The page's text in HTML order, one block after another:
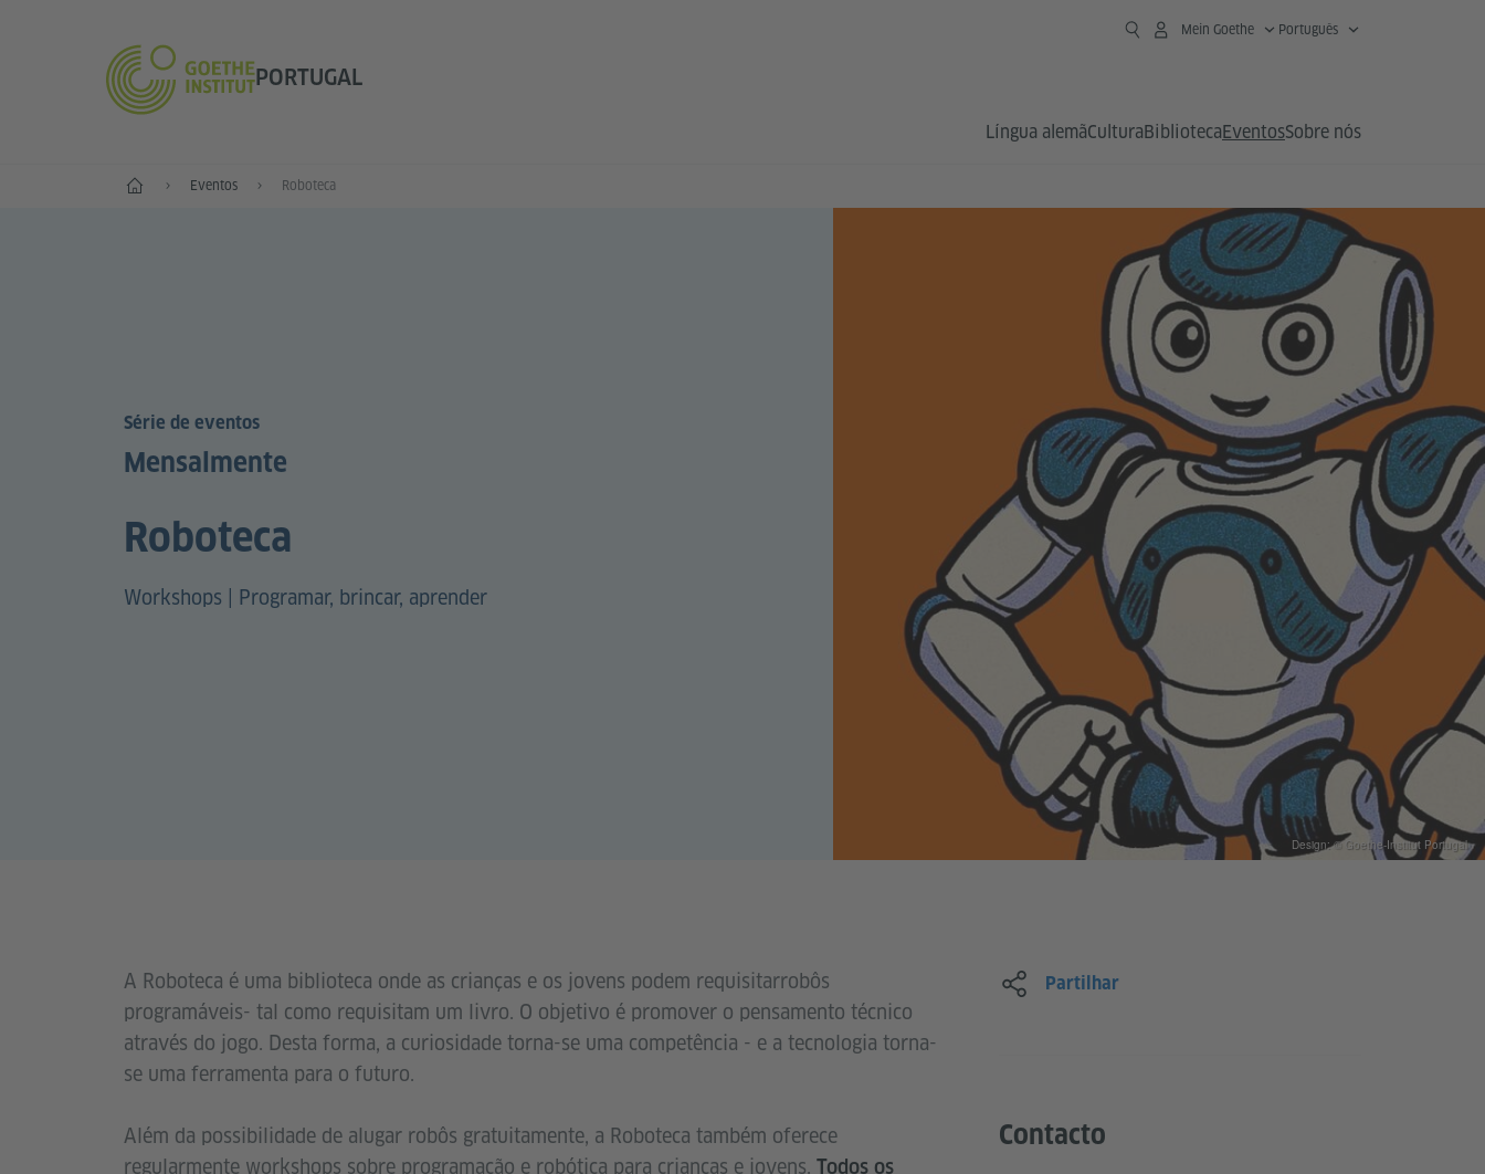
PORTUGAL
Mein Goethe Português
Língua alemãCulturaBibliotecaEventosSobre nós
Início Eventos Roboteca
Série de eventos
Mensalmente
Roboteca
Workshops | Programar, brincar, aprender
Design: © Goethe-Institut Portugal
A Roboteca é uma biblioteca onde as crianças e os jovens podem requisitarrobôs
programáveis- tal como requisitam um livro. O objetivo é promover o pensamento técnico
através do jogo. Desta forma, a curiosidade torna-se uma competência - e a tecnologia torna-
se uma ferramenta para o futuro.
Além da possibilidade de alugar robôs gratuitamente, a Roboteca também oferece
regularmente workshops sobre programação e robótica para crianças e jovens. Todos os
Partilhar
Contacto